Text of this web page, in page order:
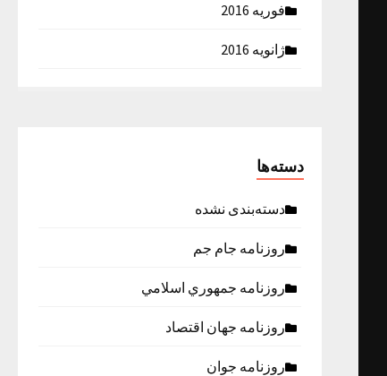
فوریه 2016
ژانویه 2016
دسته‌ها
دسته‌بندی نشده
روزنامه جام جم
روزنامه جمهوري اسلامي
روزنامه جهان اقتصاد
روزنامه جوان